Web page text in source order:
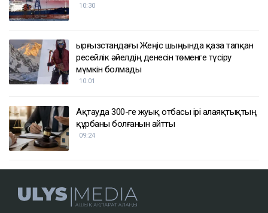
10:30
Қырғызстандағы Жеңіс шыңында қаза тапқан
ресейлік әйелдің денесін төменге түсіру
мүмкін болмады
10:01
Ақтауда 300-ге жуық отбасы ірі алаяқтықтың
құрбаны болғанын айтты
09:24